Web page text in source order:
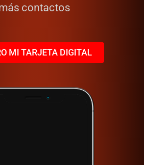
contactos
MI TARJETA DIGITAL